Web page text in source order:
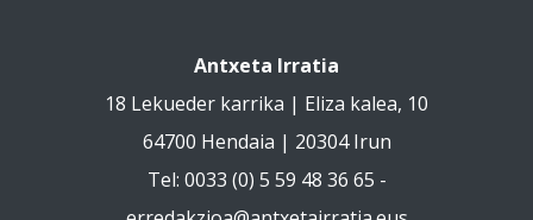
Antxeta Irratia
18 Lekueder karrika | Eliza kalea, 10
64700 Hendaia | 20304 Irun
Tel: 0033 (0) 5 59 48 36 65 -